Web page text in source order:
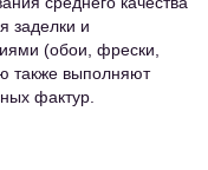
заделки и
(обои, фрески,
также выполняют
фактур.